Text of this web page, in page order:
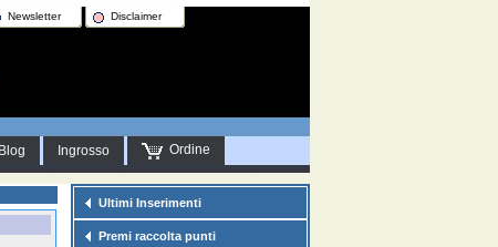
Newsletter Disclaimer
Blog Ingrosso Ordine
Ultimi Inserimenti
Premi raccolta punti